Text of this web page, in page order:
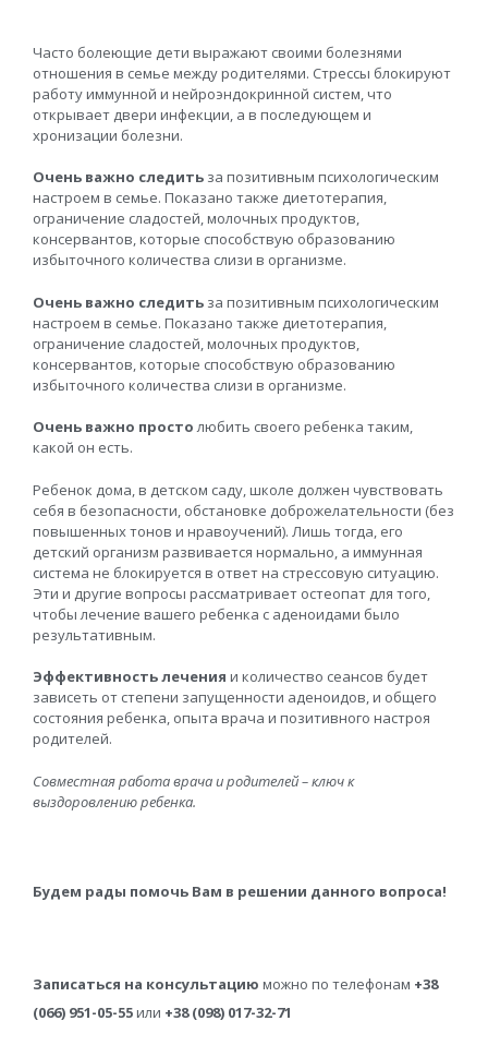
Часто болеющие дети выражают своими болезнями
отношения в семье между родителями. Стрессы блокируют
работу иммунной и нейроэндокринной систем, что
открывает двери инфекции, а в последующем и
хронизации болезни.
Очень важно следить за позитивным психологическим
настроем в семье. Показано также диетотерапия,
ограничение сладостей, молочных продуктов,
консервантов, которые способствую образованию
избыточного количества слизи в организме.
Очень важно следить за позитивным психологическим
настроем в семье. Показано также диетотерапия,
ограничение сладостей, молочных продуктов,
консервантов, которые способствую образованию
избыточного количества слизи в организме.
Очень важно простолюбить своего ребенка таким,
какой он есть.
Ребенок дома, в детском саду, школе должен чувствовать
себя в безопасности, обстановке доброжелательности (без
повышенных тонов и нравоучений). Лишь тогда, его
детский организм развивается нормально, а иммунная
система не блокируется в ответ на стрессовую ситуацию.
Эти и другие вопросы рассматривает остеопат для того,
чтобы лечение вашего ребенка с аденоидами было
результативным.
Эффективность лечения и количество сеансов будет
зависеть от степени запущенности аденоидов, и общего
состояния ребенка, опыта врача и позитивного настроя
родителей.
Совместная работа врача и родителей – ключ к
выздоровлению ребенка.
Будем рады помочь Вам в решении данного вопроса!
Записаться на консультацию можно по телефонам +38
(066) 951-05-55или +38 (098) 017-32-71